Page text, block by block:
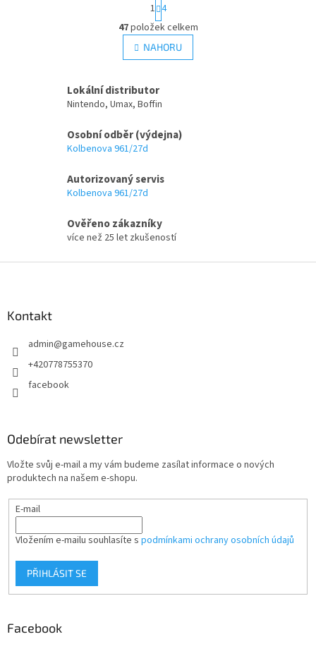
O
v
l
á
a
c
p
r
y
p
i
u
t
r
á
n
k
v
á
n
1 4
47položek celkem
NAHORU
Lokální distributor
Nintendo, Umax, Boffin
Osobní odběr (výdejna)
Kolbenova 961/27d
Autorizovaný servis
Kolbenova 961/27d
Ověřeno zákazníky
více než 25 let zkušeností
Kontakt
admin@gamehouse.cz
+420778755370
facebook
Odebírat newsletter
Vložte svůj e-mail a my vám budeme zasílat informace o nových
produktech na našem e-shopu.
E-mail
Vložením e-mailu souhlasíte s podmínkami ochrany osobních údajů
PŘIHLÁSIT SE
Facebook